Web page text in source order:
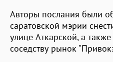
Авторы послания были
саратовской мэрии
улице Аткарской, а
соседству рынок